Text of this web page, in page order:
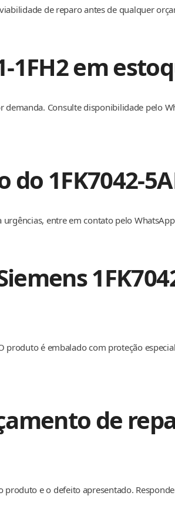
de reparo antes de qualquer
1FH2 em
Consulte disponibilidade pelo
1FK7042-
entre em contato pelo
é embalado com proteção
de
e o defeito apresentado.